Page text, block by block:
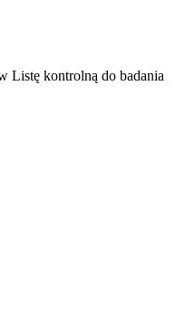
Listę kontrolną do badania